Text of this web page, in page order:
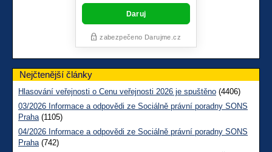
Nejčtenější články
Hlasování veřejnosti o Cenu veřejnosti 2026 je spuštěno (4406)
03/2026 Informace a odpovědi ze Sociálně právní poradny SONS
Praha(1105)
04/2026 Informace a odpovědi ze Sociálně právní poradny SONS
Praha(742)